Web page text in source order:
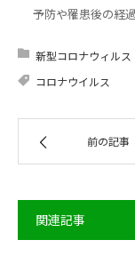
予防や罹患後の経
新型コロナウィルス
コロナウイルス
前の記事
関連記事